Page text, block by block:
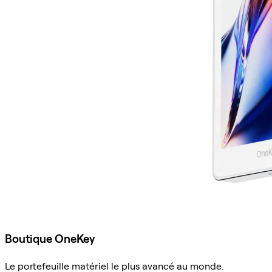
Boutique OneKey
Le portefeuille matériel le plus avancé au monde.